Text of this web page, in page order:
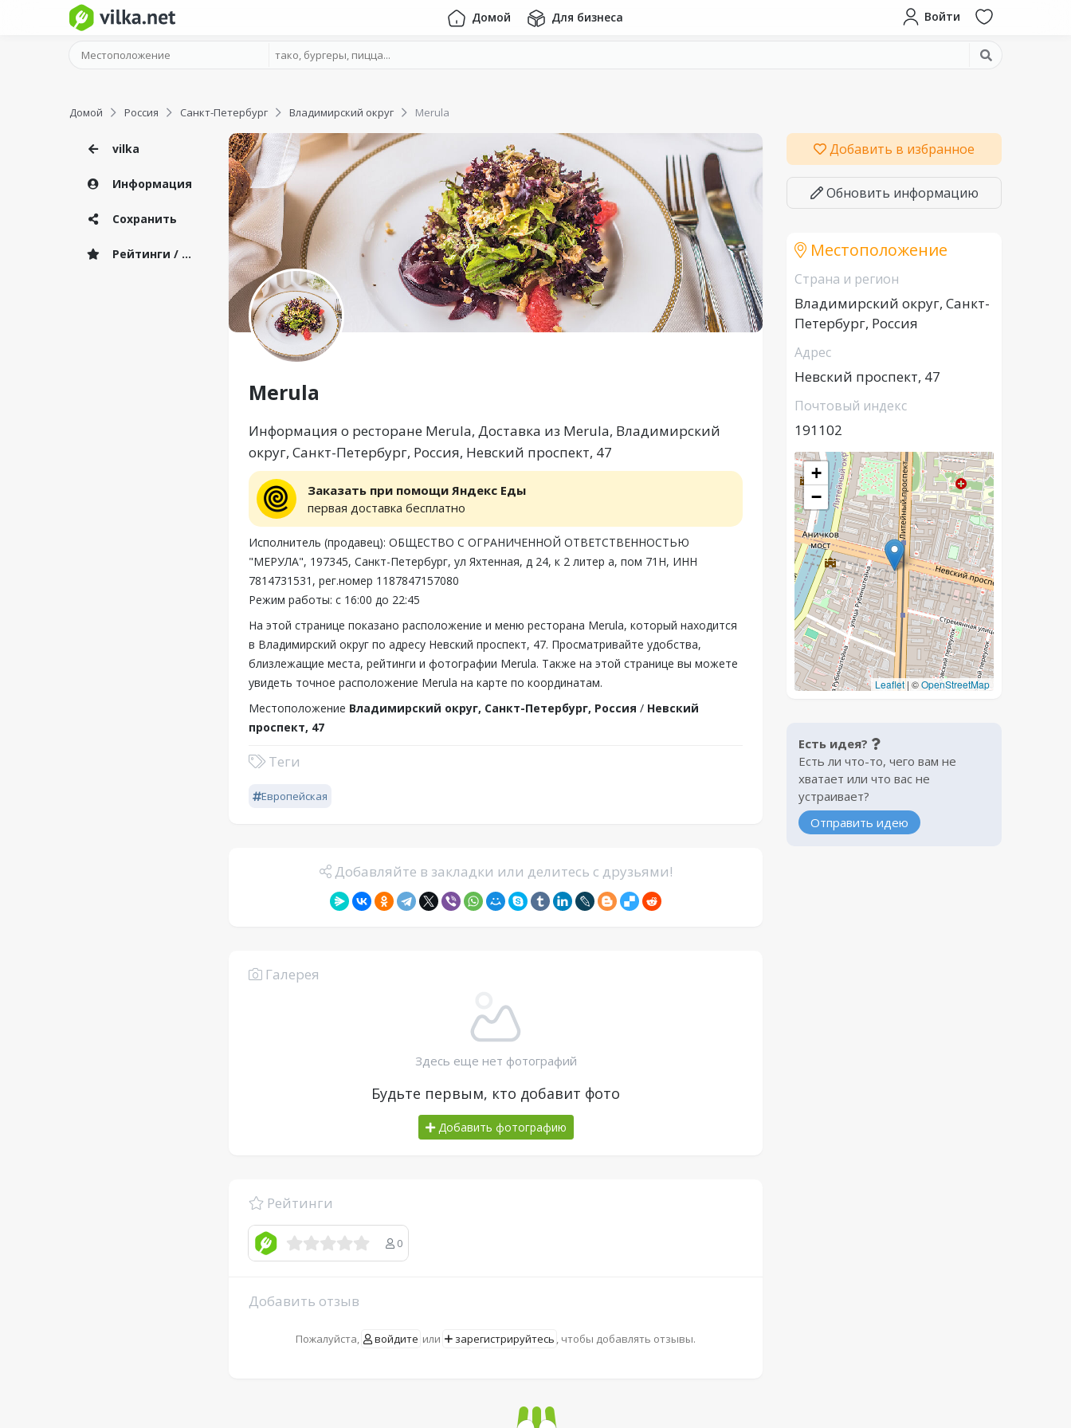
Домой Для бизнеса Войти
Домой Россия Санкт-Петербург Владимирский округ Merula
vilka
Информация
Сохранить
Рейтинги / Отзывы
Merula
Информация о ресторане Merula, Доставка из Merula, Владимирский
округ, Санкт-Петербург, Россия, Невский проспект, 47
Заказать при помощи Яндекс Еды
первая доставка бесплатно
Исполнитель (продавец): ОБЩЕСТВО С ОГРАНИЧЕННОЙ ОТВЕТСТВЕННОСТЬЮ
"МЕРУЛА", 197345, Санкт-Петербург, ул Яхтенная, д 24, к 2 литер а, пом 71Н, ИНН
7814731531, рег.номер 1187847157080
Режим работы: с 16:00 до 22:45
На этой странице показано расположение и меню ресторана Merula, который находится
в Владимирский округ по адресу Невский проспект, 47. Просматривайте удобства,
близлежащие места, рейтинги и фотографии Merula. Также на этой странице вы можете
увидеть точное расположение Merula на карте по координатам.
Местоположение Владимирский округ, Санкт-Петербург, Россия / Невский
проспект, 47
Теги
Европейская
Добавляйте в закладки или делитесь с друзьями!
Галерея
Здесь еще нет фотографий
Будьте первым, кто добавит фото
Добавить фотографию
Рейтинги
0
Добавить отзыв
Пожалуйста, войдите или зарегистрируйтесь , чтобы добавлять отзывы.
Добавить в избранное
Обновить информацию
Местоположение
Страна и регион
Владимирский округ, Санкт-
Петербург, Россия
Адрес
Невский проспект, 47
Почтовый индекс
191102
+
−
Leaflet | ©OpenStreetMap
Есть идея?
Есть ли что-то, чего вам не
хватает или что вас не
устраивает?
Отправить идею